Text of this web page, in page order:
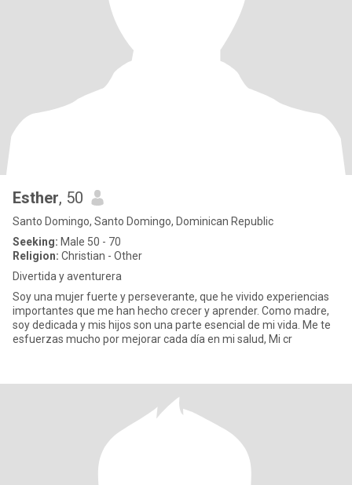
Esther, 50
Santo Domingo, Santo Domingo, Dominican Republic
Seeking: Male 50 - 70
Religion: Christian - Other
Divertida y aventurera
Soy una mujer fuerte y perseverante, que he vivido experiencias
importantes que me han hecho crecer y aprender. Como madre,
soy dedicada y mis hijos son una parte esencial de mi vida. Me te
esfuerzas mucho por mejorar cada día en mi salud, Mi cr